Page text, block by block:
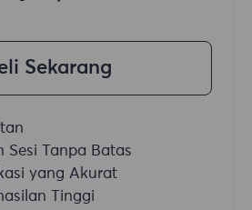
Sekarang
Sesi Tanpa Batas
yang Akurat
Tinggi